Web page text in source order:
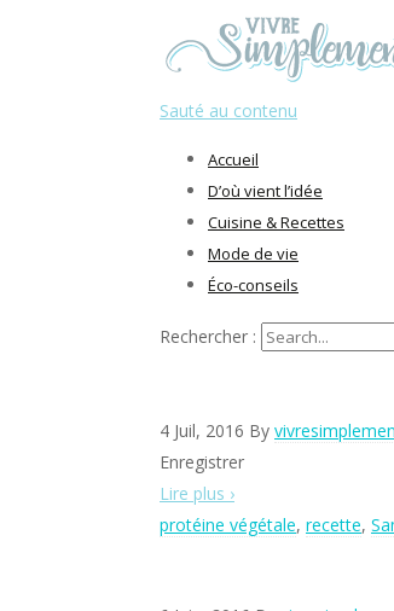
Sauté au contenu
Accueil
D’où vient l’idée
Cuisine & Recettes
Mode de vie
Éco-conseils
Rechercher :
4 Juil, 2016 By
Enregistrer
Lire plus ›
protéine végétale, recette,